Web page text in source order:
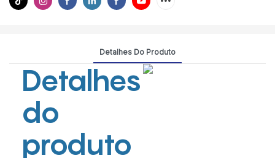
Detalhes Do Produto
Detalhes
do
produto